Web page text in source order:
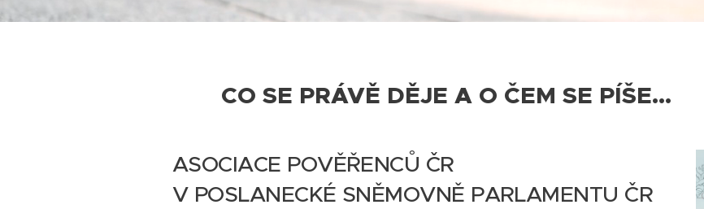
CO SE PRÁVĚ DĚJE A O ČEM SE PÍŠE...
ASOCIACE POVĚŘENCŮ ČR
V POSLANECKÉ SNĚMOVNĚ PARLAMENTU ČR